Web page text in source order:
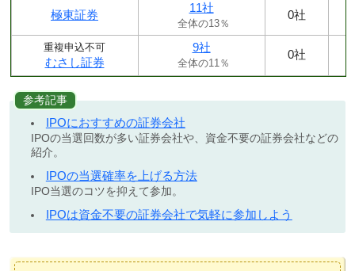
極東証券
11社
全体の13％
0社
重複申込不可
むさし証券
9社
全体の11％
0社
参考記事
IPOにおすすめの証券会社
IPOの当選回数が多い証券会社や、資金不要の証券会社などの
紹介。
IPOの当選確率を上げる方法
IPO当選のコツを抑えて参加。
IPOは資金不要の証券会社で気軽に参加しよう